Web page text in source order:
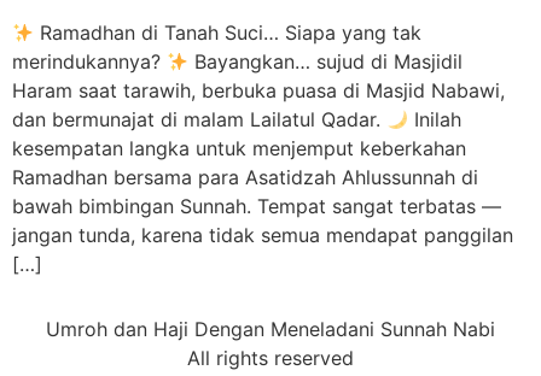
Ramadhan di Tanah Suci… Siapa yang tak
merindukannya?
Bayangkan… sujud di Masjidil
Haram saat tarawih, berbuka puasa di Masjid Nabawi,
dan bermunajat di malam Lailatul Qadar.
Inilah
kesempatan langka untuk menjemput keberkahan
Ramadhan bersama para Asatidzah Ahlussunnah di
bawah bimbingan Sunnah. Tempat sangat terbatas —
jangan tunda, karena tidak semua mendapat panggilan
[…]
Umroh dan Haji Dengan Meneladani Sunnah Nabi
All rights reserved